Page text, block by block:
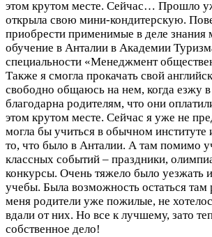
этом крутом месте. Сейчас… Прошло
открыла свою мини-кондитерскую.
приобрести применимые в деле знания
обучение в Анталии в Академии
специальности «Менеджмент
Также я смогла прокачать свой
свободно общаюсь на нем, когда езжу
благодарна родителям, что они
этом крутом месте. Сейчас я уже не
могла бы учиться в обычном институте
то, что было в Анталии. А там помимо
классных событий – праздники,
конкурсы. Очень тяжело было уезжать
учебы. Была возможность остаться там
меня родители уже пожилые, не
вдали от них. Но все к лучшему, зато
собственное дело!